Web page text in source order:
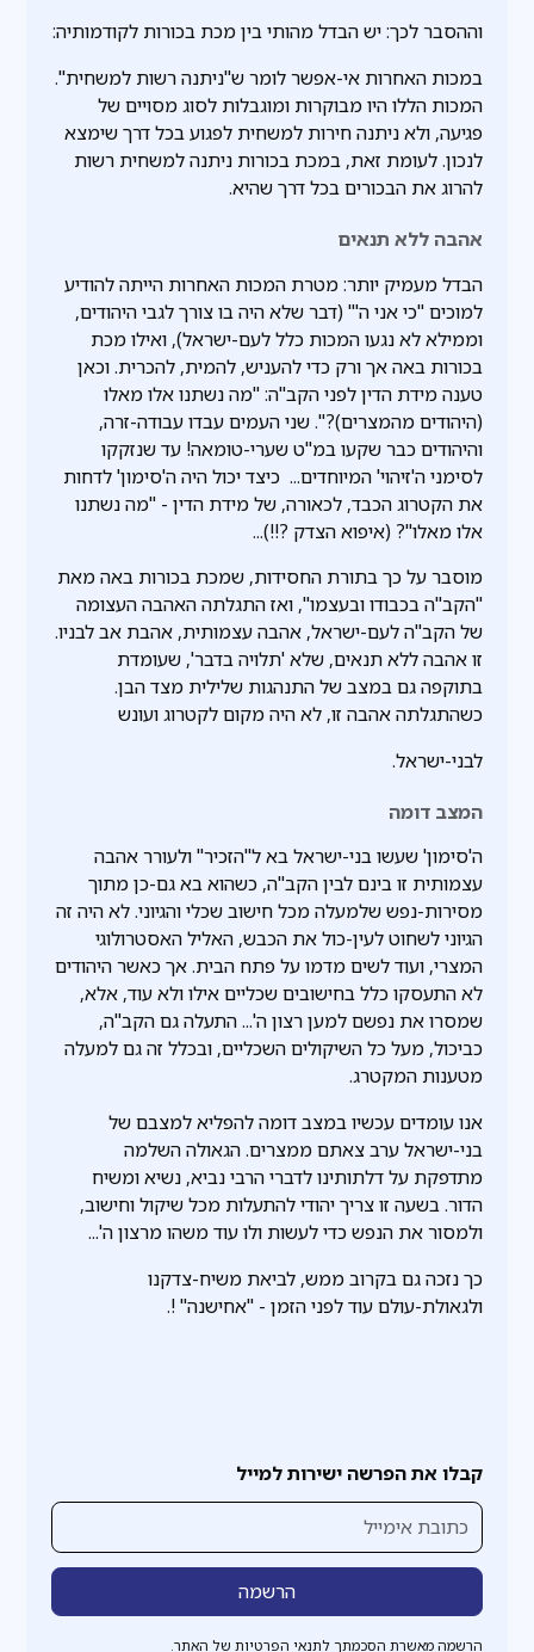
קבלו את הפרשה ישירות למייל
הרשמה מאשרת הסכמתך לתנאי הפרטיות של האתר.
וההסבר לכך: יש הבדל מהותי בין מכת בכורות לקודמותיה:
במכות האחרות אי-אפשר לומר ש"ניתנה רשות למשחית".
המכות הללו היו מבוקרות ומוגבלות לסוג מסויים של
פגיעה, ולא ניתנה חירות למשחית לפגוע בכל דרך שימצא
לנכון. לעומת זאת, במכת בכורות ניתנה למשחית רשות
להרוג את הבכורים בכל דרך שהיא.
אהבה ללא תנאים
הבדל מעמיק יותר: מטרת המכות האחרות הייתה להודיע
למוכים "כי אני ה'" (דבר שלא היה בו צורך לגבי היהודים,
וממילא לא נגעו המכות כלל לעם-ישראל), ואילו מכת
בכורות באה אך ורק כדי להעניש, להמית, להכרית. וכאן
טענה מידת הדין לפני הקב"ה: "מה נשתנו אלו מאלו
(היהודים מהמצרים)?". שני העמים עבדו עבודה-זרה,
והיהודים כבר שקעו במ"ט שערי-טומאה! עד שנזקקו
לסימני ה'זיהוי' המיוחדים... כיצד יכול היה ה'סימון' לדחות
את הקטרוג הכבד, לכאורה, של מידת הדין - "מה נשתנו
אלו מאלו"? (איפוא הצדק ?!!)...
מוסבר על כך בתורת החסידות, שמכת בכורות באה מאת
"הקב"ה בכבודו ובעצמו", ואז התגלתה האהבה העצומה
של הקב"ה לעם-ישראל, אהבה עצמותית, אהבת אב לבניו.
זו אהבה ללא תנאים, שלא 'תלויה בדבר', שעומדת
בתוקפה גם במצב של התנהגות שלילית מצד הבן.
כשהתגלתה אהבה זו, לא היה מקום לקטרוג ועונש
לבני-ישראל.
המצב דומה
ה'סימון' שעשו בני-ישראל בא ל"הזכיר" ולעורר אהבה
עצמותית זו בינם לבין הקב"ה, כשהוא בא גם-כן מתוך
מסירות-נפש שלמעלה מכל חישוב שכלי והגיוני. לא היה זה
הגיוני לשחוט לעין-כול את הכבש, האליל האסטרולוגי
המצרי, ועוד לשים מדמו על פתח הבית. אך כאשר היהודים
לא התעסקו כלל בחישובים שכליים אילו ולא עוד, אלא,
שמסרו את נפשם למען רצון ה'... התעלה גם הקב"ה,
כביכול, מעל כל השיקולים השכליים, ובכלל זה גם למעלה
מטענות המקטרג.
אנו עומדים עכשיו במצב דומה להפליא למצבם של
בני-ישראל ערב צאתם ממצרים. הגאולה השלמה
מתדפקת על דלתותינו לדברי הרבי נביא, נשיא ומשיח
הדור. בשעה זו צריך יהודי להתעלות מכל שיקול וחישוב,
ולמסור את הנפש כדי לעשות ולו עוד משהו מרצון ה'...
כך נזכה גם בקרוב ממש, לביאת משיח-צדקנו
ולגאולת-עולם עוד לפני הזמן - "אחישנה" !.